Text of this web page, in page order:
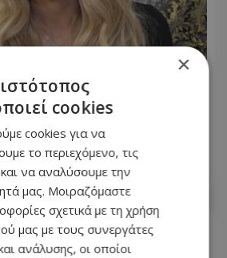
Η αποκάλυψη για
το «εκτυφλωτικό φως»
×
cookies
cookies για να
το περιεχόμενο, τις
και να αναλύσουμε την
μας. Μοιραζόμαστε
σχετικά με τη χρήση
μας με τους συνεργάτες
ανάλυσης, οι οποίοι